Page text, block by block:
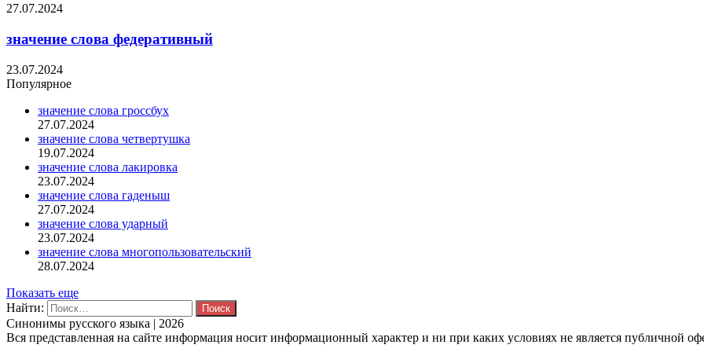
27.07.2024
значение слова федеративный
23.07.2024
Популярное
значение слова гроссбух
27.07.2024
значение слова четвертушка
19.07.2024
значение слова лакировка
23.07.2024
значение слова гаденыш
27.07.2024
значение слова ударный
23.07.2024
значение слова многопользовательский
28.07.2024
Показать еще
Найти:
Синонимы русского языка | 2026
Вся представленная на сайте информация носит информационный характер и ни при каких условиях не является публичной